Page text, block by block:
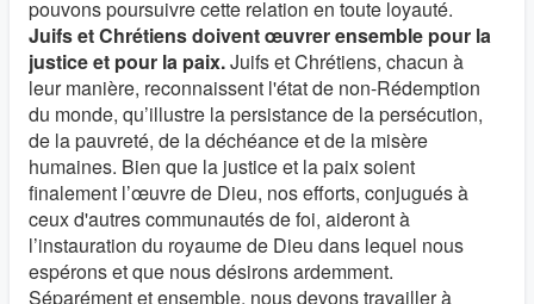
pouvons poursuivre cette relation en toute loyauté.
Juifs et Chrétiens doivent œuvrer ensemble pour la
justice et pour la paix.Juifs et Chrétiens, chacun à
leur manière, reconnaissent l'état de non-Rédemption
du monde, qu’illustre la persistance de la persécution,
de la pauvreté, de la déchéance et de la misère
humaines. Bien que la justice et la paix soient
finalement l’œuvre de Dieu, nos efforts, conjugués à
ceux d'autres communautés de foi, aideront à
l’instauration du royaume de Dieu dans lequel nous
espérons et que nous désirons ardemment.
Séparément et ensemble, nous devons travailler à